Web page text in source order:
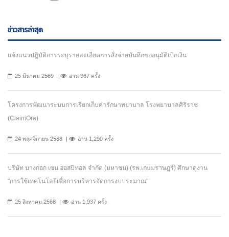
ข่าวสารล่าสุด
แจ้งแนวปฎิบัติการระบุรายละเอียดการสั่งจ่ายบันทึกขออนุมัติเบิกเงิน
25 มีนาคม 2569 อ่าน 967 ครั้ง
โครงการพัฒนาระบบการเรียกเก็บค่ารักษาพยาบาล โรงพยาบาลศิริราช
(ClaimOra)
24 พฤศจิกายน 2568 อ่าน 1,290 ครั้ง
บริษัท บางกอก เซน ฮอสปิทอล จำกัด (มหาชน) (รพ.เกษมราษฎร์) ศึกษาดูงาน
"การใช้เทคโนโลยีเพื่อการบริหารจัดการงบประมาณ"
25 สิงหาคม 2568 อ่าน 1,937 ครั้ง